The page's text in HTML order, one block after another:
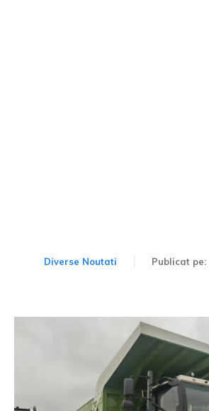
Diverse Noutati Publicat pe: